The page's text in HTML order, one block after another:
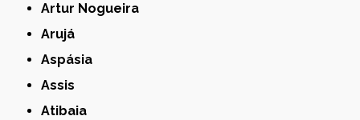
Artur Nogueira
Arujá
Aspásia
Assis
Atibaia